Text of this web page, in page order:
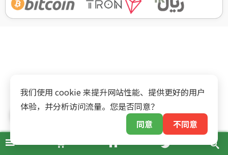
我们使用 cookie 来提升网站性能、提供更好的用户
体验，并分析访问流量。您是否同意？
同意
不同意